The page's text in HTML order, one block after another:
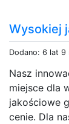
Wysokiej
Dodano: 6 lat 9
Nasz
miejsce dla
jakościowe
cenie. Dla